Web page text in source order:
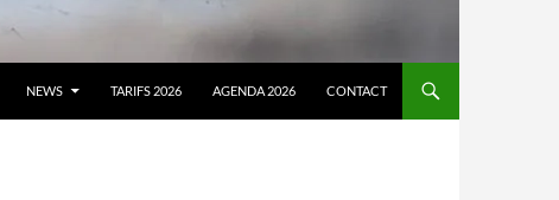
NEWS TARIFS 2026 AGENDA 2026 CONTACT